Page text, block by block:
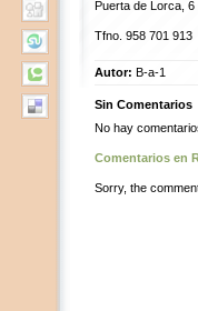
Puerta de Lorca, 6
Tfno. 958 701 913
Autor: B-a-1
Sin Comentarios
No hay
Comentarios en
Sorry, the